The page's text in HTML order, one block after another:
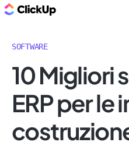
SOFTWARE
10 Migliori
ERP per le